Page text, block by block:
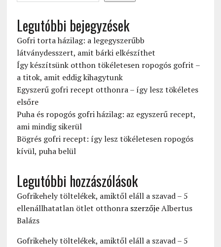
Legutóbbi bejegyzések
Gofri torta házilag: a legegyszerűbb
látványdesszert, amit bárki elkészíthet
Így készítsünk otthon tökéletesen ropogós gofrit –
a titok, amit eddig kihagytunk
Egyszerű gofri recept otthonra – így lesz tökéletes
elsőre
Puha és ropogós gofri házilag: az egyszerű recept,
ami mindig sikerül
Bögrés gofri recept: így lesz tökéletesen ropogós
kívül, puha belül
Legutóbbi hozzászólások
Gofrikehely töltelékek, amiktől eláll a szavad – 5
ellenállhatatlan ötlet otthonraszerzőjeAlbertus
Balázs
Gofrikehely töltelékek, amiktől eláll a szavad – 5